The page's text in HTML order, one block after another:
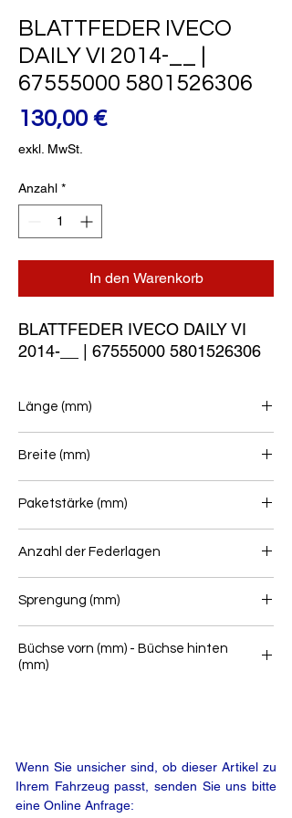
BLATTFEDER IVECO
DAILY VI 2014-__ |
67555000 5801526306
130,00 €Preis
exkl. MwSt.
Anzahl *
In den Warenkorb
BLATTFEDER IVECO DAILY VI
2014-__ | 67555000 5801526306
Länge (mm)
Breite (mm)
Paketstärke (mm)
Anzahl der Federlagen
Sprengung (mm)
Büchse vorn (mm) - Büchse hinten
(mm)
Wenn Sie unsicher sind, ob dieser Artikel zu
Ihrem Fahrzeug passt, senden Sie uns bitte
eine Online Anfrage: